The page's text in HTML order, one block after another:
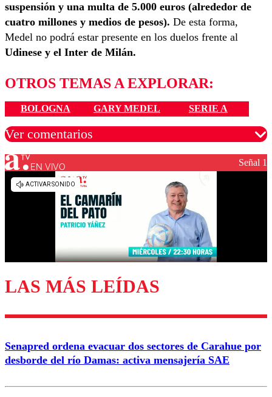
suspensión y una multa de 5.000 euros (alrededor de
cuatro millones y medios de pesos). De esta forma,
Medel no podrá estar presente en los duelos frente al
Udinese y el Inter de Milán.
OTROS TEMAS A EXPLORAR:
BOLOGNA GARY MEDEL SERIE A
Ver comentarios
Los comentarios son moderados para garantizar un
diálogo respetuoso.
Enviar comentario
EN VIVO Señal 1
LAS MÁS LEÍDAS
Senapred ordena evacuar dos sectores de Carahue por
desborde del río Damas: activa mensajería SAE